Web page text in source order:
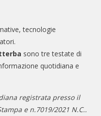
tecnologie
sono tre testate di
quotidiana e
registrata presso il
e n.7019/2021 N.C..